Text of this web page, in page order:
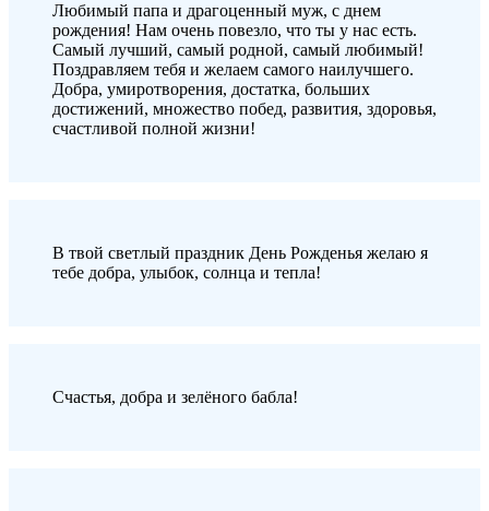
Любимый папа и драгоценный муж, с днем
рождения! Нам очень повезло, что ты у нас есть.
Самый лучший, самый родной, самый любимый!
Поздравляем тебя и желаем самого наилучшего.
Добра, умиротворения, достатка, больших
достижений, множество побед, развития, здоровья,
счастливой полной жизни!
В твой светлый праздник День Рожденья желаю я
тебе добра, улыбок, солнца и тепла!
Счастья, добра и зелёного бабла!